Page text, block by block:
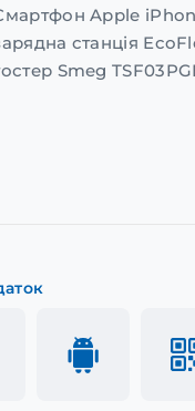
Apple
станція
Smeg